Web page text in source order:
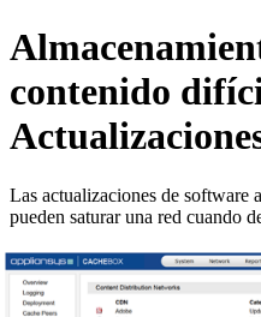
contenido
Las actualizaciones de software
pueden saturar una red cuando